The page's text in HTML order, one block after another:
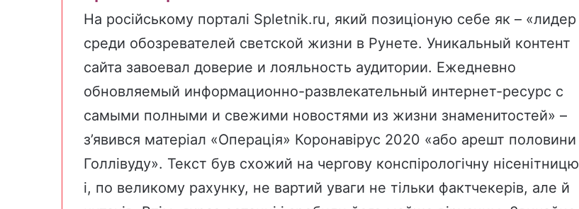
На російському порталі Spletnik.ru, який позиціоную себе як – «лидер
среди обозревателей светской жизни в Рунете. Уникальный контент
сайта завоевал доверие и лояльность аудитории. Ежедневно
обновляемый информационно-развлекательный интернет-ресурс с
самыми полными и свежими новостями из жизни знаменитостей» –
з’явився матеріал «Операція» Коронавірус 2020 «або арешт половини
Голлівуду». Текст був схожий на чергову конспірологічну нісенітницю
і, по великому рахунку, не вартий уваги не тільки фактчекерів, але й